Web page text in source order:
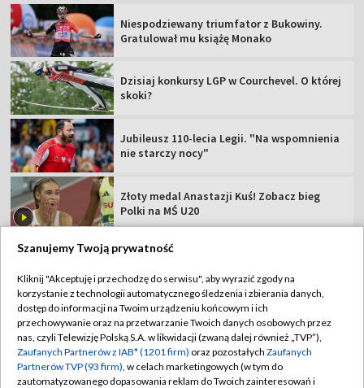
Niespodziewany triumfator z Bukowiny.
Gratulował mu książę Monako
Dzisiaj konkursy LGP w Courchevel. O której
skoki?
Jubileusz 110-lecia Legii. "Na wspomnienia
nie starczy nocy"
Złoty medal Anastazji Kuś! Zobacz bieg
Polki na MŚ U20
TVP
Abonament TVP
Sklep TVP
Biuro Reklamy
Regulamin TVP
Polityka prywatności
Moje zgody
Szanujemy Twoją prywatność
Kliknij "Akceptuję i przechodzę do serwisu", aby wyrazić zgody na
korzystanie z technologii automatycznego śledzenia i zbierania danych,
dostęp do informacji na Twoim urządzeniu końcowym i ich
przechowywanie oraz na przetwarzanie Twoich danych osobowych przez
nas, czyli Telewizję Polską S.A. w likwidacji (zwaną dalej również „TVP”),
Zaufanych Partnerów z IAB* (1201 firm) oraz pozostałych Zaufanych
Partnerów TVP (93 firm), w celach marketingowych (w tym do
zautomatyzowanego dopasowania reklam do Twoich zainteresowań i